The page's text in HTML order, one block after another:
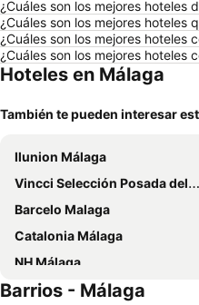
¿Cuáles son los mejores hoteles
¿Cuáles son los mejores hoteles
¿Cuáles son los mejores hoteles
¿Cuáles son los mejores hoteles
Hoteles en Málaga
También te pueden interesar
Ilunion Málaga
Vincci Selección Posada del Patio
Barcelo Malaga
Catalonia Málaga
NH Málaga
Hotel Málaga Vibes
Barrios - Málaga